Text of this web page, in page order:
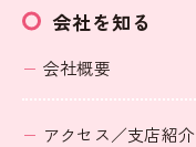
会社を知る
会社概要
アクセス／支店紹介